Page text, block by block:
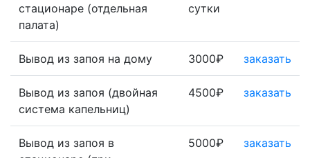
стационаре (отдельная
палата)
сутки
Вывод из запоя на дому 3000₽ заказать
Вывод из запоя (двойная
система капельниц)
4500₽ заказать
Вывод из запоя в
5000₽ заказать